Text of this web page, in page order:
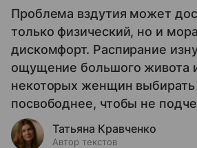
Проблема вздутия может
только физический, но и
дискомфорт. Распирание
ощущение большого живота
некоторых женщин
посвободнее, чтобы не
Татьяна Кравченко
Автор текстов